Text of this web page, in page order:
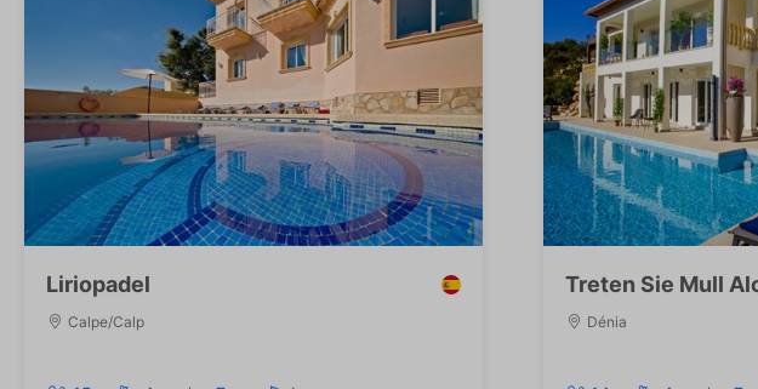
Liriopadel
Calpe/Calp
Treten Sie Mull
Dénia